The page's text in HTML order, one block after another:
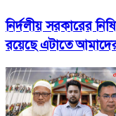
নির্দলীয় সরকারের
রয়েছে এটাতে